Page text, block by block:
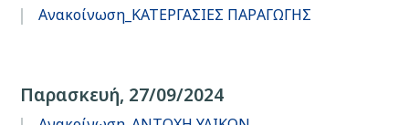
Ανακοίνωση_ΚΑΤΕΡΓΑΣΙΕΣ ΠΑΡΑΓΩΓΗΣ
Παρασκευή, 27/09/2024